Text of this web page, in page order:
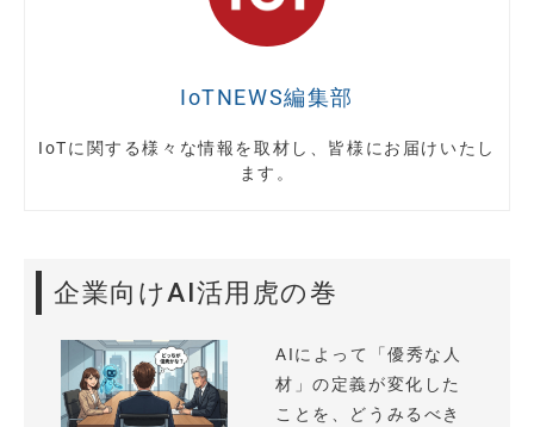
IoTNEWS編集部
IoTに関する様々な情報を取材し、皆様にお届けいたし
ます。
企業向けAI活用虎の巻
AIによって「優秀な人
材」の定義が変化した
ことを、どうみるべき